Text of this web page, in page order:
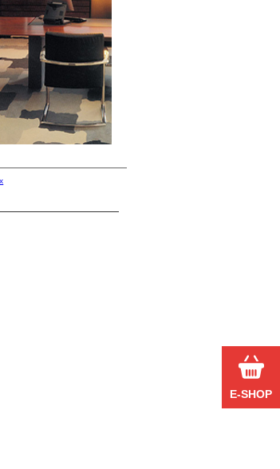
E-SHOP